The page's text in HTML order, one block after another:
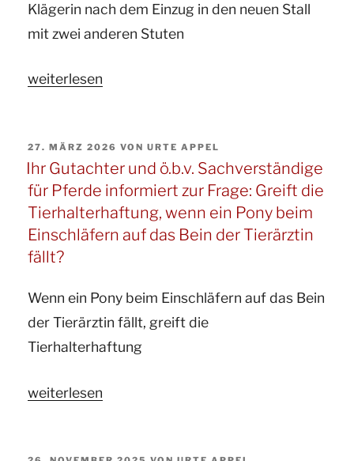
Klägerin nach dem Einzug in den neuen Stall
mit zwei anderen Stuten
„Ihr
Pferde
und
ö.b.v.
Sachverständige
informiert
Thema:
Risiko
und
bei
weiterlesen
VERÖFFENTLICHT
AM
27. MÄRZ 2026 VONURTE APPEL
Ihr Gutachter und ö.b.v. Sachverständige
für Pferde informiert zur Frage: Greift die
Tierhalterhaftung, wenn ein Pony beim
Einschläfern auf das Bein der Tierärztin
fällt?
Wenn ein Pony beim Einschläfern auf das Bein
der Tierärztin fällt, greift die
Tierhalterhaftung
„Ihr
weiterlesen